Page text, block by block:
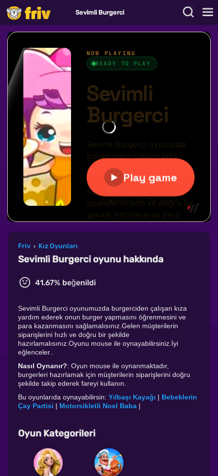
Sevimli Burgerci
Friv › Kız Oyunları
Sevimli Burgerci oyunu hakkında
41.67% beğenildi
Sevimli Burgerci oyunumuzda burgerciden çalışan kıza
yardım ederek onun burger yapmasını öğrenmesini ve
para kazanmasını sağlamalısınız.Gelen müşterilerin
siparişlerini hızlı ve doğru bir şekilde
hazırlamalısınız.Oyunu mouse ile oynayabilirsiniz.İyi
eğlenceler..
Nasıl Oynanır?: Oyun mouse ile oynanmaktadır,
burgerleri hazırlamak için müşterilerin siparişlerini doğru
şekilde takip ederek fareyi kullanın.
Bu oyunlarıda oynayabilirsin: Yılbaşı Kayağı | Bebeklerin
Çay Partisi | Motorsikletli Noel Baba |
Oyun Kategorileri